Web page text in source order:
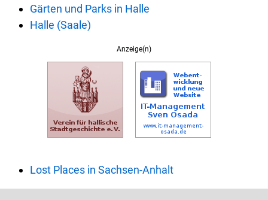
Gärten und Parks in Halle
Halle (Saale)
Anzeige(n)
Lost Places in Sachsen-Anhalt